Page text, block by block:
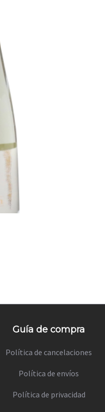
Guía de compra
Política de cancelaciones
Política de envíos
Política de privacidad